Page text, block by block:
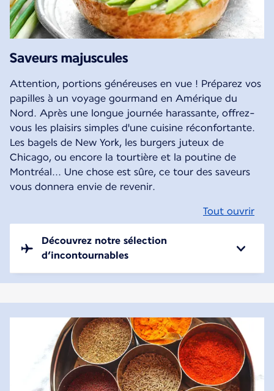
Saveurs majuscules
Attention, portions généreuses en vue ! Préparez vos
papilles à un voyage gourmand en Amérique du
Nord. Après une longue journée harassante, offrez-
vous les plaisirs simples d'une cuisine réconfortante.
Les bagels de New York, les burgers juteux de
Chicago, ou encore la tourtière et la poutine de
Montréal... Une chose est sûre, ce tour des saveurs
vous donnera envie de revenir.
Tout ouvrir
Découvrez notre sélection
d’incontournables